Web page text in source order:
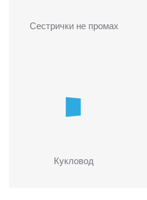
Сестрички не промах
Кукловод